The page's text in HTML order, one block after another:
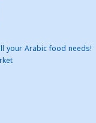
your Arabic food needs!